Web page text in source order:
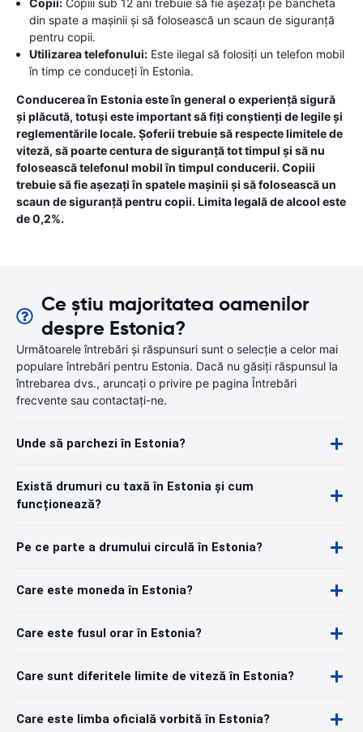
Copii: Copiii sub 12 ani trebuie să fie așezați pe bancheta
din spate a mașinii și să folosească un scaun de siguranță
pentru copii.
Utilizarea telefonului: Este ilegal să folosiți un telefon mobil
în timp ce conduceți în Estonia.
Conducerea în Estonia este în general o experiență sigură
și plăcută, totuși este important să fiți conștienți de legile și
reglementările locale. Șoferii trebuie să respecte limitele de
viteză, să poarte centura de siguranță tot timpul și să nu
folosească telefonul mobil în timpul conducerii. Copiii
trebuie să fie așezați în spatele mașinii și să folosească un
scaun de siguranță pentru copii. Limita legală de alcool este
de 0,2%.
Ce știu majoritatea oamenilor
despre Estonia?
Următoarele întrebări și răspunsuri sunt o selecție a celor mai
populare întrebări pentru Estonia. Dacă nu găsiți răspunsul la
întrebarea dvs., aruncați o privire pe pagina Întrebări
frecvente sau contactați-ne.
Unde să parchezi în Estonia?
Există drumuri cu taxă în Estonia și cum
funcționează?
Pe ce parte a drumului circulă în Estonia?
Care este moneda în Estonia?
Care este fusul orar în Estonia?
Care sunt diferitele limite de viteză în Estonia?
Care este limba oficială vorbită în Estonia?